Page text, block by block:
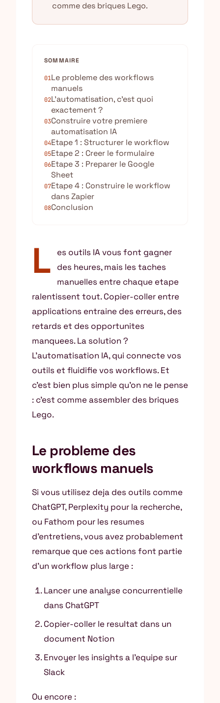
comme des briques Lego.
SOMMAIRE
01Le probleme des workflows
manuels
02L’automatisation, c’est quoi
exactement ?
03Construire votre premiere
automatisation IA
04Etape 1 : Structurer le workflow
05Etape 2 : Creer le formulaire
06Etape 3 : Preparer le Google
Sheet
07Etape 4 : Construire le workflow
dans Zapier
08Conclusion
L
es outils IA vous font gagner
des heures, mais les taches
manuelles entre chaque etape
ralentissent tout. Copier-coller entre
applications entraine des erreurs, des
retards et des opportunites
manquees. La solution ?
L’automatisation IA, qui connecte vos
outils et fluidifie vos workflows. Et
c’est bien plus simple qu’on ne le pense
: c’est comme assembler des briques
Lego.
Le probleme des
workflows manuels
Si vous utilisez deja des outils comme
ChatGPT, Perplexity pour la recherche,
ou Fathom pour les resumes
d’entretiens, vous avez probablement
remarque que ces actions font partie
d’un workflow plus large :
Lancer une analyse concurrentielle
dans ChatGPT
Copier-coller le resultat dans un
document Notion
Envoyer les insights a l’equipe sur
Slack
Ou encore :